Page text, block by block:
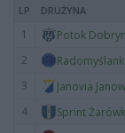
LP DRUŻYNA
1 Potok
2
3
Janovia
4
Sprint